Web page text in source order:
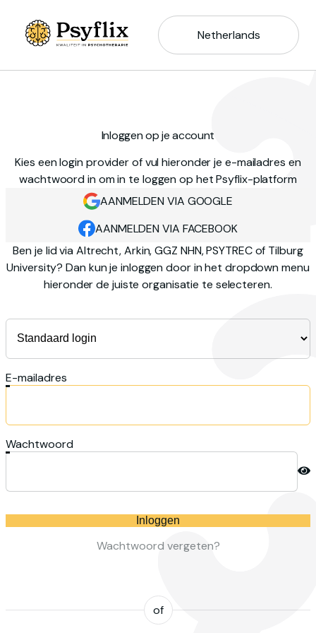
Netherlands
Inloggen op je account
Kies een login provider of vul hieronder je e-mailadres en
wachtwoord in om in te loggen op het Psyflix-platform
AANMELDEN VIA GOOGLE
AANMELDEN VIA FACEBOOK
Ben je lid via Altrecht, Arkin, GGZ NHN, PSYTREC of Tilburg
University? Dan kun je inloggen door in het dropdown menu
hieronder de juiste organisatie te selecteren.
E-mailadres
Wachtwoord
Inloggen
Wachtwoord vergeten?
of